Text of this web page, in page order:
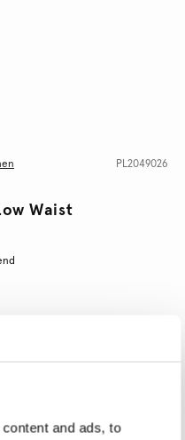
and ads, to
PL2049026
Waist